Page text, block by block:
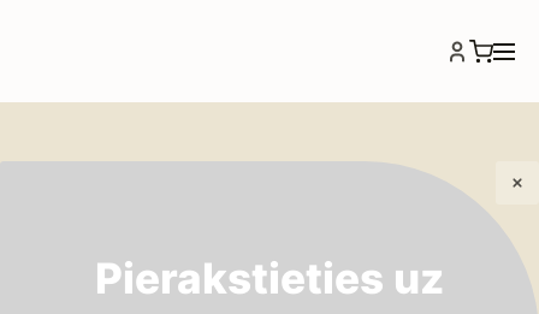
Pierakstieties uz